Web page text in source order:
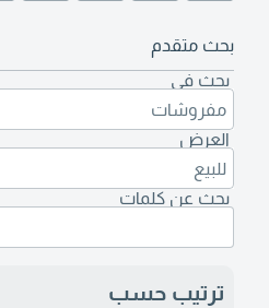
بحث متقدم
بحث في
مفروشات
العرض
للبيع
بحث عن كلمات
ترتيب حسب